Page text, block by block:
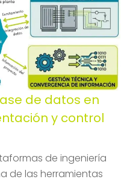
de datos en
y control
de ingeniería
de las herramientas